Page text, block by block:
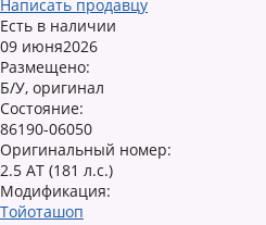
Написать продавцу
Есть в наличии
09 июня2026
Размещено:
Б/У, оригинал
Состояние:
86190-06050
Оригинальный номер:
2.5 AT (181 л.с.)
Модификация:
Тойоташоп